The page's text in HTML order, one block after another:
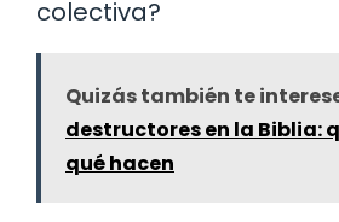
colectiva?
Quizás también te
destructores en la Biblia:
qué hacen